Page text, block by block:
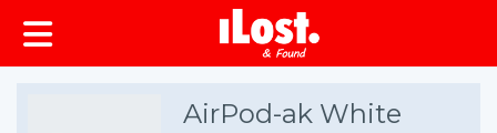
AirPod-ak White